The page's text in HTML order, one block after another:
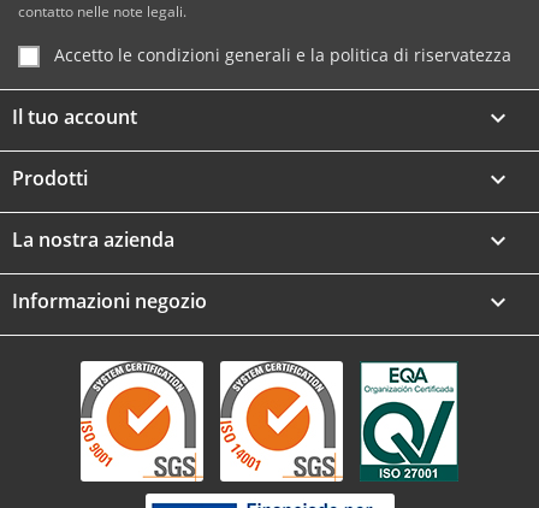
contatto nelle note legali.
Accetto le condizioni generali e la politica di riservatezza
Il tuo account 
Prodotti 
La nostra azienda 
Informazioni negozio keyboard_arrow_down